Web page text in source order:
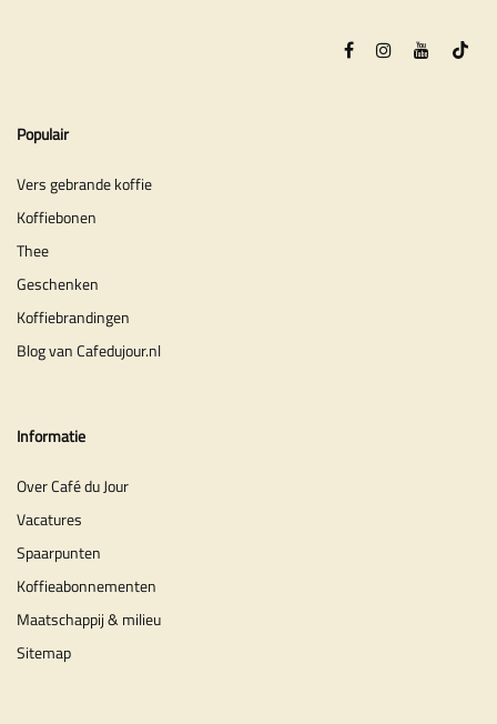
Populair
Vers gebrande koffie
Koffiebonen
Thee
Geschenken
Koffiebrandingen
Blog van Cafedujour.nl
Informatie
Over Café du Jour
Vacatures
Spaarpunten
Koffieabonnementen
Maatschappij & milieu
Sitemap